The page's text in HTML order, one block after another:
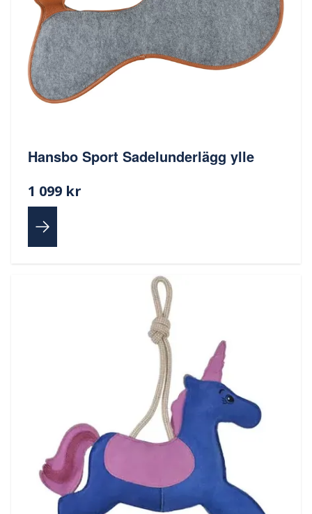
Hansbo Sport Sadelunderlägg ylle
1 099 kr